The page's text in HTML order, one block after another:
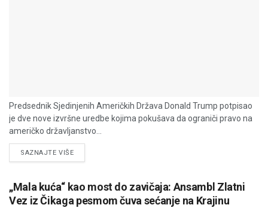
Predsednik Sjedinjenih Američkih Država Donald Trump potpisao
je dve nove izvršne uredbe kojima pokušava da ograniči pravo na
američko državljanstvo...
SAZNAJTE VIŠEDETAILS
„Mala kuća“ kao most do zavičaja: Ansambl Zlatni
Vez iz Čikaga pesmom čuva sećanje na Krajinu